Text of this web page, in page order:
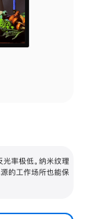
率极低。纳米纹理
的工作场所也能保